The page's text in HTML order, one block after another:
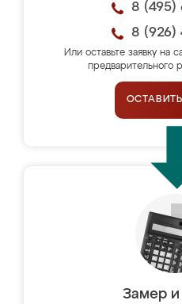
8 (495)
8 (926)
Или оставьте заявку на
предварительного
Замер и